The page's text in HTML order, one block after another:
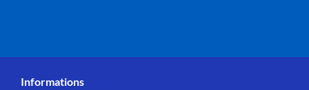
Informations